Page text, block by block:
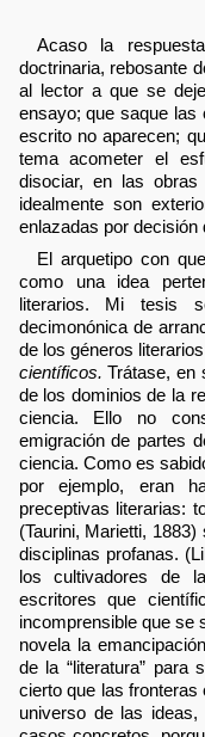
Acaso la
doctrinaria, rebosante
al lector a que se
ensayo; que saque las
escrito no aparecen;
tema acometer el
disociar, en las
idealmente son
enlazadas por decisión
El arquetipo con
como una idea
literarios. Mi tesis
decimonónica de
de los géneros literarios
científicos. Trátase, en
de los dominios de la
ciencia. Ello no
emigración de partes
ciencia. Como es
por ejemplo, eran
preceptivas literarias:
(Taurini, Marietti,
disciplinas profanas.
los cultivadores de
escritores que
incomprensible que se
novela la
de la “literatura” para
cierto que las
universo de las